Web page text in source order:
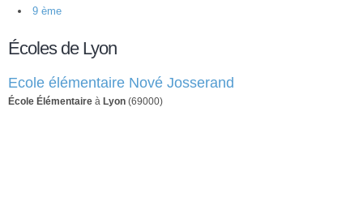
9 ème
Écoles de Lyon
Ecole élémentaire Nové Josserand
École Élémentaire à Lyon (69000)